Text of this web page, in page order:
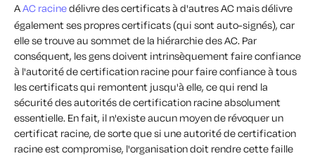
AAC racinedélivre des certificats à d'autres AC mais délivre
également ses propres certificats (qui sont auto-signés), car
elle se trouve au sommet de la hiérarchie des AC. Par
conséquent, les gens doivent intrinsèquement faire confiance
à l'autorité de certification racine pour faire confiance à tous
les certificats qui remontent jusqu'à elle, ce qui rend la
sécurité des autorités de certification racine absolument
essentielle. En fait, il n'existe aucun moyen de révoquer un
certificat racine, de sorte que si une autorité de certification
racine est compromise, l'organisation doit rendre cette faille